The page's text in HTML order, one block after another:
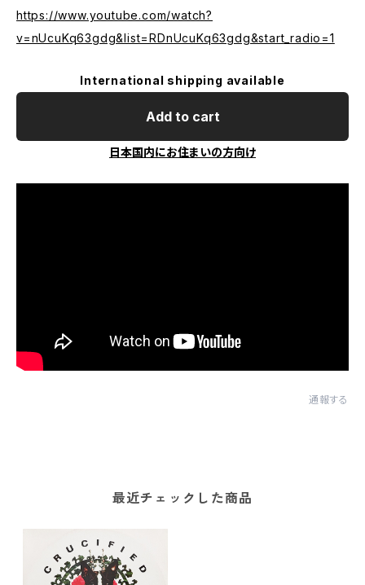
https://www.youtube.com/watch?
v=nUcuKq63gdg&list=RDnUcuKq63gdg&start_radio=1
International shipping available
Add to cart
日本国内にお住まいの方向け
通報する
最近チェックした商品